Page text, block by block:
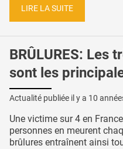
LIRE LA SUITE
BRÛLURES: Les
sont les
Actualité publiée il y a 10
Une victime sur 4 en
personnes en meurent
brûlures entraînent ainsi